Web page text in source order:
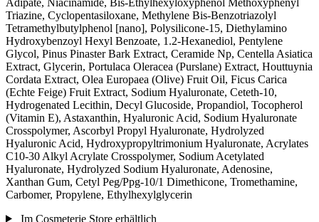
Triazine, Cyclopentasiloxane, Methylene Bis-Benzotriazolyl
Tetramethylbutylphenol [nano], Polysilicone-15, Diethylamino
Hydroxybenzoyl Hexyl Benzoate, 1.2-Hexanediol, Pentylene
Glycol, Pinus Pinaster Bark Extract, Ceramide Np, Centella Asiatica
Extract, Glycerin, Portulaca Oleracea (Purslane) Extract, Houttuynia
Cordata Extract, Olea Europaea (Olive) Fruit Oil, Ficus Carica
(Echte Feige) Fruit Extract, Sodium Hyaluronate, Ceteth-10,
Hydrogenated Lecithin, Decyl Glucoside, Propandiol, Tocopherol
(Vitamin E), Astaxanthin, Hyaluronic Acid, Sodium Hyaluronate
Crosspolymer, Ascorbyl Propyl Hyaluronate, Hydrolyzed
Hyaluronic Acid, Hydroxypropyltrimonium Hyaluronate, Acrylates
C10-30 Alkyl Acrylate Crosspolymer, Sodium Acetylated
Hyaluronate, Hydrolyzed Sodium Hyaluronate, Adenosine,
Xanthan Gum, Cetyl Peg/Ppg-10/1 Dimethicone, Tromethamine,
Carbomer, Propylene, Ethylhexylglycerin
Im Cosmeterie Store erhältlich